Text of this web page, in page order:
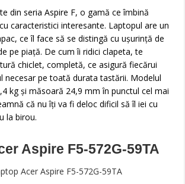
din seria Aspire F, o gamă ce îmbină
caracteristici interesante. Laptopul are un
ce îl face să se distingă cu ușurință de
pe piață. De cum îi ridici clapeta, te
chiclet, completă, ce asigură fiecărui
necesar pe toată durata tastării. Modelul
kg și măsoară 24,9 mm în punctul cel mai
că nu îți va fi deloc dificil să îl iei cu
la birou.
Aspire F5-572G-59TA